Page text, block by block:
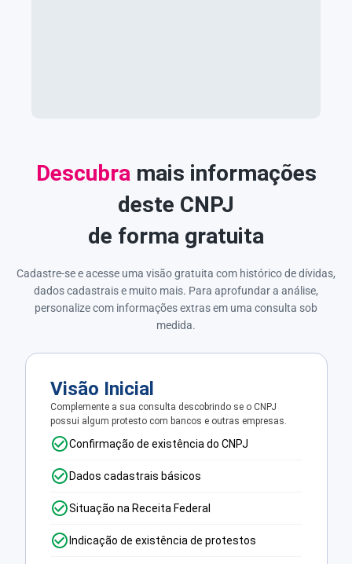
Descubra mais informações
deste CNPJ
de forma gratuita
Cadastre-se e acesse uma visão gratuita com histórico de dívidas,
dados cadastrais e muito mais. Para aprofundar a análise,
personalize com informações extras em uma consulta sob
medida.
Visão Inicial
Complemente a sua consulta descobrindo se o CNPJ
possui algum protesto com bancos e outras empresas.
Confirmação de existência do CNPJ
Dados cadastrais básicos
Situação na Receita Federal
Indicação de existência de protestos